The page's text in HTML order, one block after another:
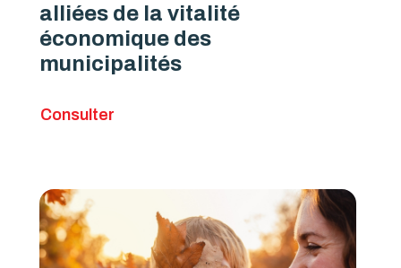
alliées de la vitalité
économique des
municipalités
Consulter